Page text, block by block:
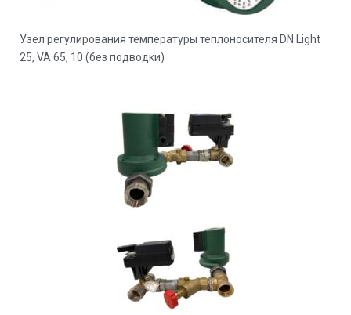
Узел регулирования температуры теплоносителя DN Light
25, VA 65, 10 (без подводки)